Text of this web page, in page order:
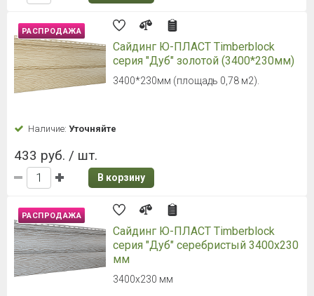
РАСПРОДАЖА
Сайдинг Ю-ПЛАСТ Timberblock
серия "Дуб" золотой (3400*230мм)
3400*230мм (площадь 0,78 м2).
Наличие: Уточняйте
433 руб. / шт.
В корзину
РАСПРОДАЖА
Сайдинг Ю-ПЛАСТ Timberblock
серия "Дуб" серебристый 3400х230
мм
3400х230 мм